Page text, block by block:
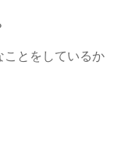
ことをしているか